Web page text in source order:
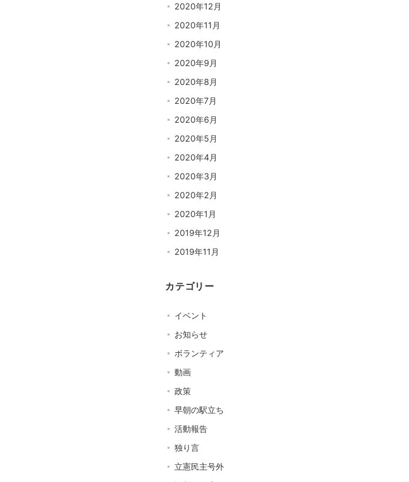
2020年12月
2020年11月
2020年10月
2020年9月
2020年8月
2020年7月
2020年6月
2020年5月
2020年4月
2020年3月
2020年2月
2020年1月
2019年12月
2019年11月
カテゴリー
イベント
お知らせ
ボランティア
動画
政策
早朝の駅立ち
活動報告
独り言
立憲民主号外